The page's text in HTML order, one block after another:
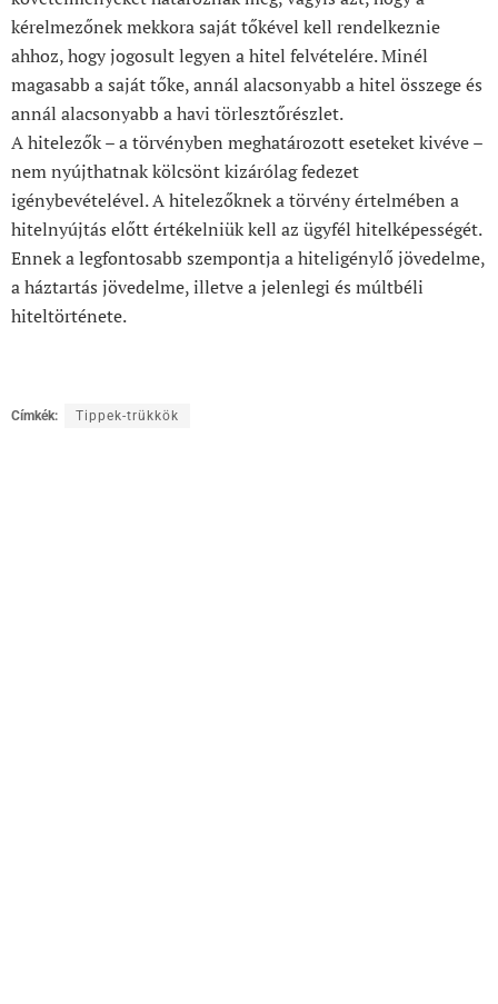
kérelmezőnek mekkora saját tőkével kell rendelkeznie
ahhoz, hogy jogosult legyen a hitel felvételére. Minél
magasabb a saját tőke, annál alacsonyabb a hitel összege és
annál alacsonyabb a havi törlesztőrészlet.
A hitelezők – a törvényben meghatározott eseteket kivéve –
nem nyújthatnak kölcsönt kizárólag fedezet
igénybevételével. A hitelezőknek a törvény értelmében a
hitelnyújtás előtt értékelniük kell az ügyfél hitelképességét.
Ennek a legfontosabb szempontja a hiteligénylő jövedelme,
a háztartás jövedelme, illetve a jelenlegi és múltbéli
hiteltörténete.
Címkék: Tippek-trükkök